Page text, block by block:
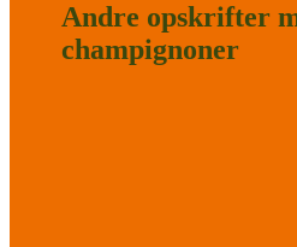
Andre opskrifter
champignoner